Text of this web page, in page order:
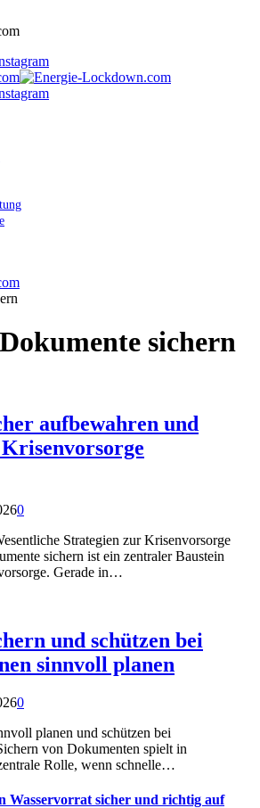
Dokumente sichern
aufbewahren und
0
Strategien zur Krisenvorsorge
sichern ist ein zentraler Baustein
Gerade in…
und schützen bei
sinnvoll planen
0
planen und schützen bei
von Dokumenten spielt in
Rolle, wenn schnelle…
Wasservorrat sicher und richtig auf